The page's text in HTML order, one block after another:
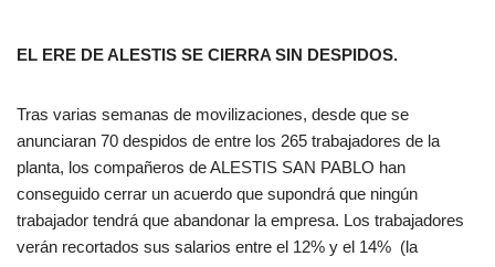
EL ERE DE ALESTIS SE CIERRA SIN DESPIDOS.
Tras varias semanas de movilizaciones, desde que se
anunciaran 70 despidos de entre los 265 trabajadores de la
planta, los compañeros de ALESTIS SAN PABLO han
conseguido cerrar un acuerdo que supondrá que ningún
trabajador tendrá que abandonar la empresa. Los trabajadores
verán recortados sus salarios entre el 12% y el 14% (la